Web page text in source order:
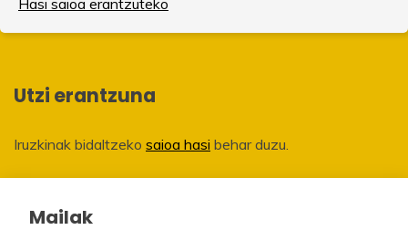
Hasi saioa erantzuteko
Utzi erantzuna
Iruzkinak bidaltzeko saioa hasi behar duzu.
Mailak